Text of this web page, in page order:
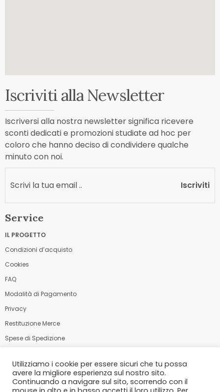
Iscriviti alla Newsletter
Iscriversi alla nostra newsletter significa ricevere
sconti dedicati e promozioni studiate ad hoc per
coloro che hanno deciso di condividere qualche
minuto con noi.
Iscriviti
Service
IL PROGETTO
Condizioni d’acquisto
Cookies
FAQ
Modalità di Pagamento
Privacy
Restituzione Merce
Spese di Spedizione
Modalità di Pagamento
Utilizziamo i cookie per essere sicuri che tu possa
avere la migliore esperienza sul nostro sito.
Continuando a navigare sul sito, scorrendo con il